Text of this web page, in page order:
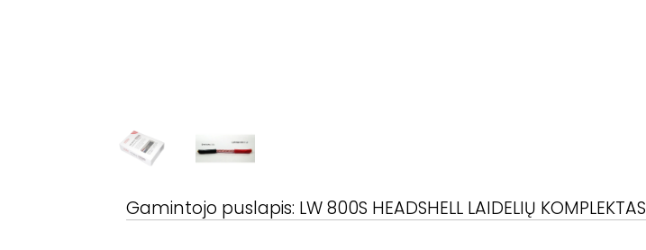
Gamintojo puslapis: LW 800S HEADSHELL LAIDELIŲ KOMPLEKTAS